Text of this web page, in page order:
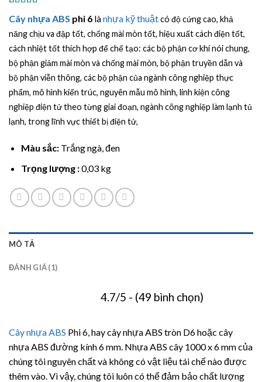
dựa trên
đánh giá
Cây nhựa ABS phi 6 lànhựa kỹ thuậtcó độ cứng cao, khả
năng chịu va đập tốt, chống mài mòn tốt, hiệu xuất cách điện tốt,
cách nhiệt tốt thích hợp để chế tạo: các bộ phận cơ khí nói chung,
bộ phận giảm mài mòn và chống mài mòn, bộ phận truyền dẫn và
bộ phận viễn thông, các bộ phận của ngành công nghiệp thực
phẩm, mô hình kiến ​​trúc, nguyên mẫu mô hình, linh kiện công
nghiệp điện tử theo từng giai đoạn, ngành công nghiệp làm lạnh tủ
lạnh, trong lĩnh vực thiết bị điện tử,
Màu sắc:Trắng ngà, đen
Trọng lượng :0,03 kg
MÔ TẢ
ĐÁNH GIÁ (1)
4.7/5 - (49 bình chọn)
Cây nhựa ABS Phi 6, hay cây nhựa ABS tròn D6 hoặc cây
nhựa ABS đường kính 6 mm. Nhựa ABS cây 1000 x 6 mm của
chúng tôi nguyên chất và không có vật liệu tái chế nào được
thêm vào. Vì vậy, chúng tôi luôn có thể đảm bảo chất lượng